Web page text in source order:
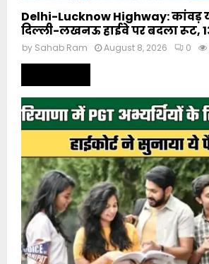
Delhi-Lucknow Highway: कांवड़
दिल्ली-लखनऊ हाईवे पर बदला रूट,
by Sahab Ram August 8, 2026 0